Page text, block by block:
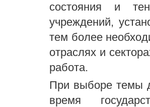
состояния и
учреждений,
тем более
отраслях и
работа.
При выборе темы
время